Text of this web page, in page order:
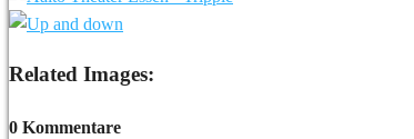
Related Images:
0 Kommentare